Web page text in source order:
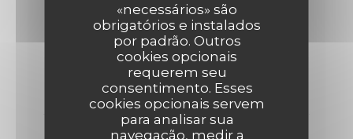
«necessários» são
obrigatórios e instalados
por padrão. Outros
cookies opcionais
requerem seu
consentimento. Esses
cookies opcionais servem
para analisar sua
navegação, medir a
Menu servi le soir, Servi le midi et soir les week-
ends et les jours fériés
ENTRÉE +PLAT +DESSERT
30,00 EUR
ENTRÉE + PLAT OU PLAT +DESSERT